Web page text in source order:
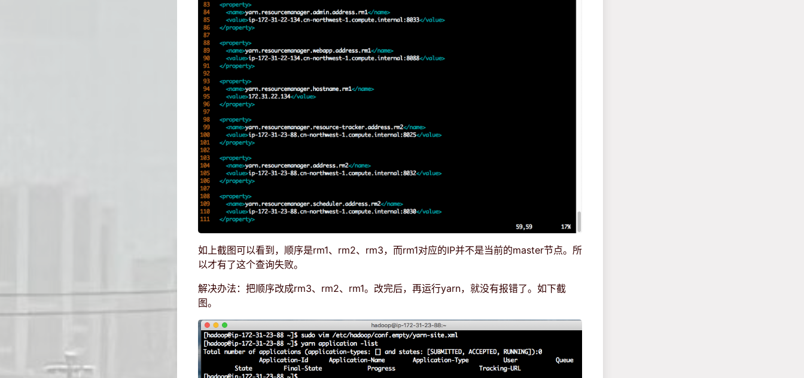
如上截图可以看到，顺序是rm1、rm2、rm3，而rm1对应的IP并不是当前的master节点。所
以才有了这个查询失败。
解决办法：把顺序改成rm3、rm2、rm1。改完后，再运行yarn，就没有报错了。如下截
图。